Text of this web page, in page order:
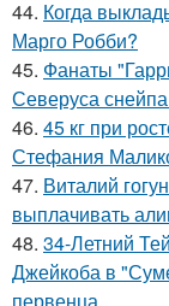
44. Когда
Марго Робби?
45. Фанаты
Северуса
46. 45 кг при
Стефания
47. Виталий
выплачивать
48. 34-Летний
Джейкоба в